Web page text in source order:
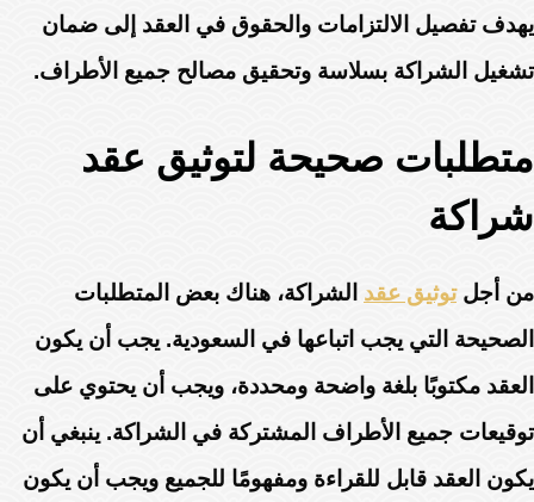
يهدف تفصيل الالتزامات والحقوق في العقد إلى ضمان
تشغيل الشراكة بسلاسة وتحقيق مصالح جميع الأطراف.
متطلبات صحيحة لتوثيق عقد
شراكة
من أجلتوثيق عقد الشراكة، هناك بعض المتطلبات
الصحيحة التي يجب اتباعها في السعودية. يجب أن يكون
العقد مكتوبًا بلغة واضحة ومحددة، ويجب أن يحتوي على
توقيعات جميع الأطراف المشتركة في الشراكة. ينبغي أن
يكون العقد قابل للقراءة ومفهومًا للجميع ويجب أن يكون